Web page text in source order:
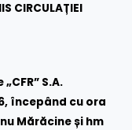
CIRCULAȚIEI
S.A.
începând cu ora
Mărăcine și hm